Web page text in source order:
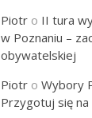
Piotr o II tura
w Poznaniu –
obywatelskiej
Piotr oWybory
Przygotuj się